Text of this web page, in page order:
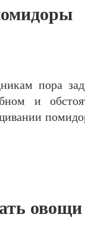
пора
и
овощи